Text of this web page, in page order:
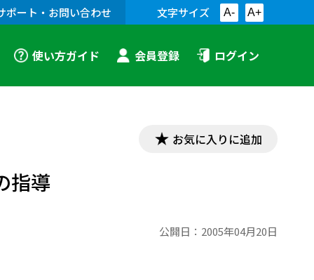
ポート・お問い合わせ 文字サイズ A- A+
使い方ガイド 会員登録 ログイン
お気に入りに追加
指導
公開日： 2005年04月20日